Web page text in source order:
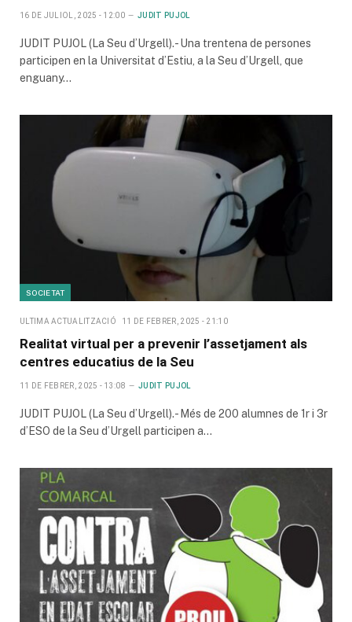
16 DE JULIOL, 2025 - 12:00 JUDIT PUJOL
JUDIT PUJOL (La Seu d’Urgell).- Una trentena de persones
participen en la Universitat d’Estiu, a la Seu d’Urgell, que
enguany…
SOCIETAT
ULTIMA ACTUALITZACIÓ 11 DE FEBRER, 2025 - 21:10
Realitat virtual per a prevenir l’assetjament als
centres educatius de la Seu
11 DE FEBRER, 2025 - 13:08 JUDIT PUJOL
JUDIT PUJOL (La Seu d’Urgell).- Més de 200 alumnes de 1r i 3r
d’ESO de la Seu d’Urgell participen a…